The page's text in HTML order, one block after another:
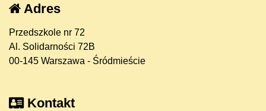
Adres
Przedszkole nr 72
Al. Solidarności 72B
00-145 Warszawa - Śródmieście
Kontakt